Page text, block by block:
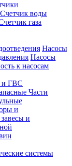
Счетчик воды
газа
Насосы
Насосы
к насосам
и ГВС
Части
и
и
системы